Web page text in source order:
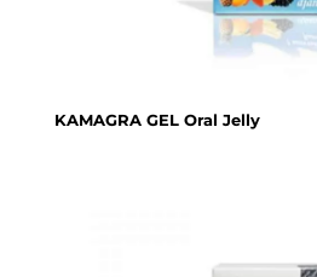
KAMAGRA GEL Oral Jelly